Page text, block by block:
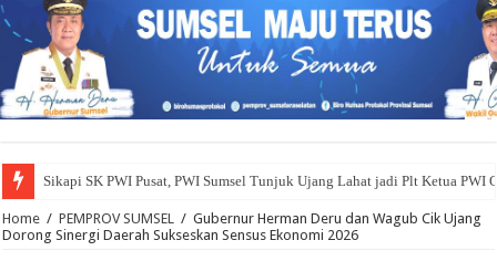
Sikapi SK PWI Pusat, PWI Sumsel Tunjuk Ujang Lahat jadi Plt Ketua PWI
Pemkab Empatlawang Gelar Upacara HUT ke-80 Bhayangkara Tahun 2026
Home / PEMPROV SUMSEL / Gubernur Herman Deru dan Wagub Cik Ujang
Dorong Sinergi Daerah Sukseskan Sensus Ekonomi 2026